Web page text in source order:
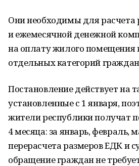
Они необходимы для расчета
и ежемесячной денежной
на оплату жилого
отдельных категорий
Постановление действует на
установленные с 1 января,
жители республики получат
4 месяца: за январь, февраль,
перерасчета размеров ЕДК и
обращение граждан не